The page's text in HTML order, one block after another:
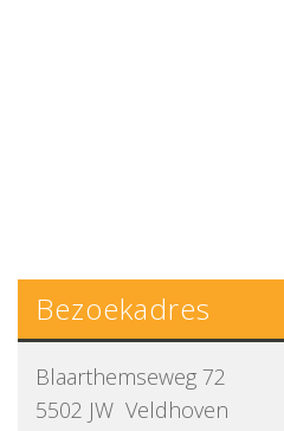
Bezoekadres
Blaarthemseweg 72
5502 JW Veldhoven